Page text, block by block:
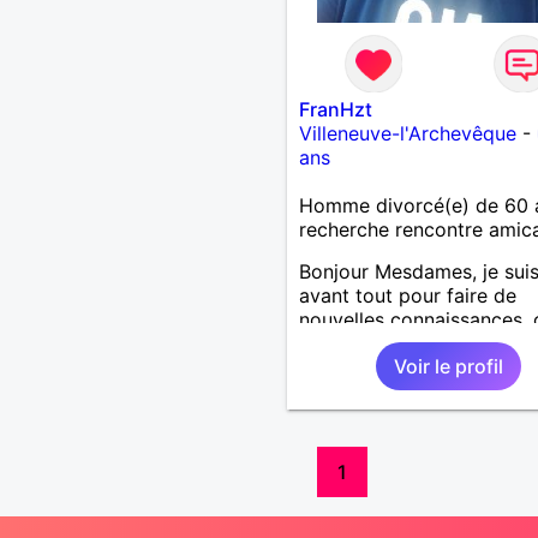
FranHzt
Villeneuve-l'Archevêque-
ans
Homme divorcé(e) de 60
recherche rencontre
Bonjour Mesdames, je
avant tout pour faire de
nouvelles connaissances,
de beaux échanges et,
premier temps, une amitié.
penses que les plus belles
choses commences
discuter et profiter de ce
vie à de beau à nous offrir.
une belle connexion se
Voir le profil
1